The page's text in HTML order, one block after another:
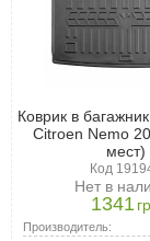
Коврик в
Citroen Nemo
мест)
Код
Нет в
1341
Производитель: